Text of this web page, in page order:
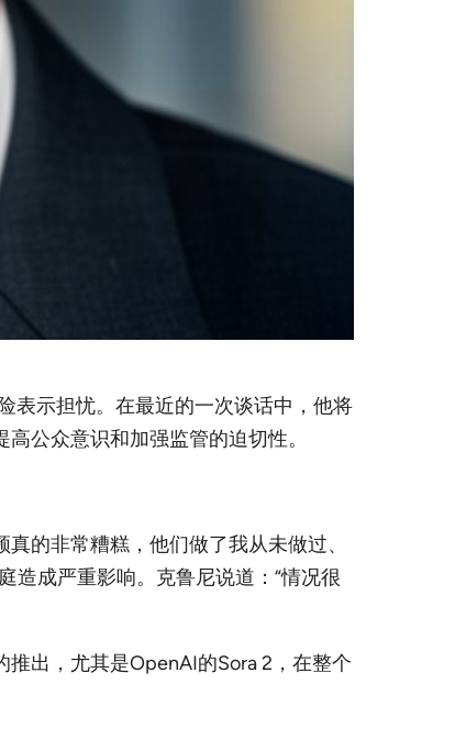
表示担忧。在最近的一次谈话中，他将
公众意识和加强监管的迫切性。
的非常糟糕，他们做了我从未做过、
造成严重影响。克鲁尼说道：“情况很
出，尤其是OpenAI的Sora 2，在整个